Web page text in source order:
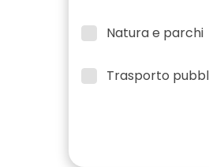
Natura e parchi
Trasporto